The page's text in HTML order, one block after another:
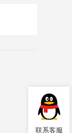
联系客服